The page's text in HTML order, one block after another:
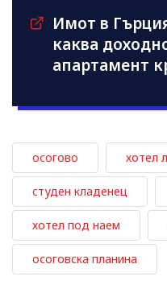
Имот в
каква
апартамент
осогово хотел
студен кладенец
хотел под наем
осоговска планина